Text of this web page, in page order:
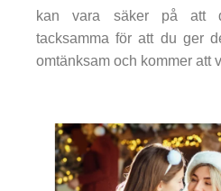
kan vara säker på att
tacksamma för att du ger
omtänksam och kommer att